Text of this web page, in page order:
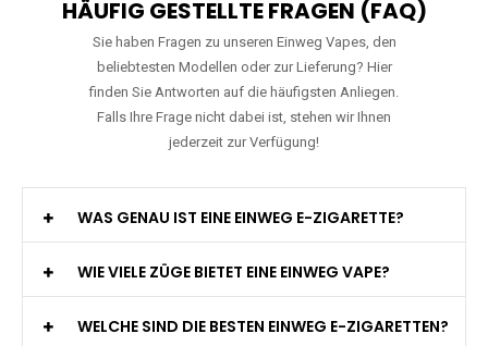
HÄUFIG GESTELLTE FRAGEN (FAQ)
Sie haben Fragen zu unseren Einweg Vapes, den
beliebtesten Modellen oder zur Lieferung? Hier
finden Sie Antworten auf die häufigsten Anliegen.
Falls Ihre Frage nicht dabei ist, stehen wir Ihnen
jederzeit zur Verfügung!
WAS GENAU IST EINE EINWEG E-ZIGARETTE?
WIE VIELE ZÜGE BIETET EINE EINWEG VAPE?
WELCHE SIND DIE BESTEN EINWEG E-ZIGARETTEN?